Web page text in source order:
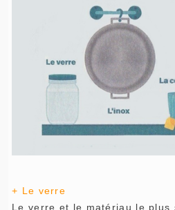
+ Le verre
Le verre et le matériau le plus